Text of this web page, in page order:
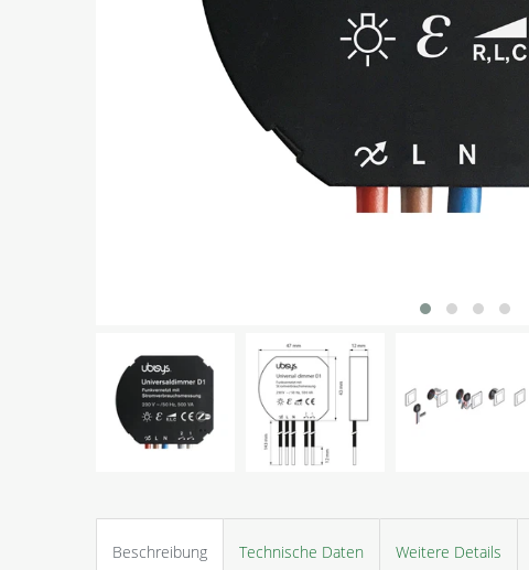
Beschreibung Technische Daten Weitere Details